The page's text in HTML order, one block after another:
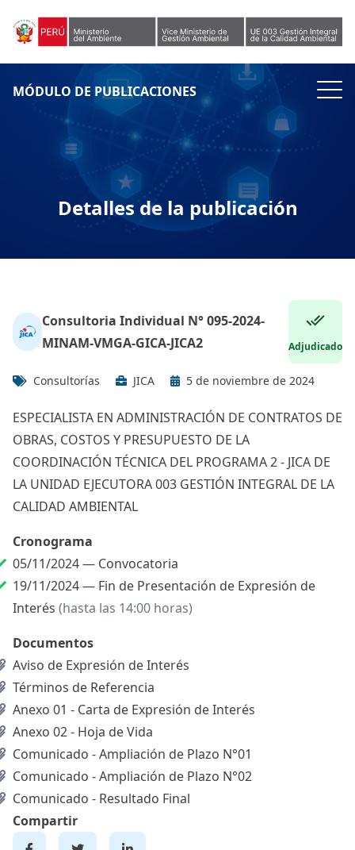
MÓDULO DE PUBLICACIONES
Detalles de la publicación
Consultoria Individual N° 095-2024-
MINAM-VMGA-GICA-JICA2
Adjudicado
Consultorías JICA 5 de noviembre de 2024
ESPECIALISTA EN ADMINISTRACIÓN DE CONTRATOS DE
OBRAS, COSTOS Y PRESUPUESTO DE LA
COORDINACIÓN TÉCNICA DEL PROGRAMA 2 - JICA DE
LA UNIDAD EJECUTORA 003 GESTIÓN INTEGRAL DE LA
CALIDAD AMBIENTAL
Cronograma
05/11/2024 — Convocatoria
19/11/2024 — Fin de Presentación de Expresión de
Interés (hasta las 14:00 horas)
Documentos
Aviso de Expresión de Interés
Términos de Referencia
Anexo 01 - Carta de Expresión de Interés
Anexo 02 - Hoja de Vida
Comunicado - Ampliación de Plazo N°01
Comunicado - Ampliación de Plazo N°02
Comunicado - Resultado Final
Compartir